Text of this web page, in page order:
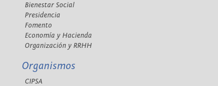
Bienestar Social
Presidencia
Fomento
Economía y Hacienda
Organización y RRHH
Organismos
CIPSA